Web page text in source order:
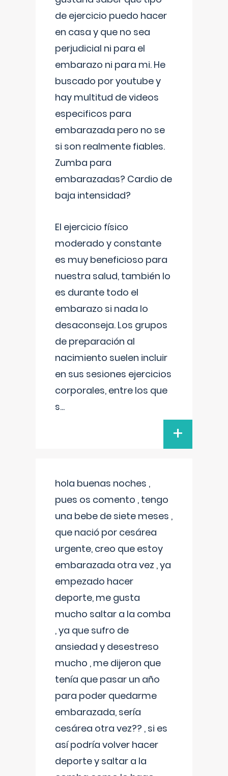
de ejercicio puedo hacer
en casa y que no sea
perjudicial ni para el
embarazo ni para mi. He
buscado por youtube y
hay multitud de videos
especificos para
embarazada pero no se
si son realmente fiables.
Zumba para
embarazadas? Cardio de
baja intensidad?
El ejercicio físico
moderado y constante
es muy beneficioso para
nuestra salud, también lo
es durante todo el
embarazo si nada lo
desaconseja. Los grupos
de preparación al
nacimiento suelen incluir
en sus sesiones ejercicios
corporales, entre los que
s...
+
hola buenas noches ,
pues os comento , tengo
una bebe de siete meses ,
que nació por cesárea
urgente, creo que estoy
embarazada otra vez , ya
empezado hacer
deporte, me gusta
mucho saltar a la comba
, ya que sufro de
ansiedad y desestreso
mucho , me dijeron que
tenía que pasar un año
para poder quedarme
embarazada, sería
cesárea otra vez?? , si es
así podría volver hacer
deporte y saltar a la